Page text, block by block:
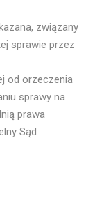
związany
sprawie przez
od orzeczenia
sprawy na
prawa
Sąd